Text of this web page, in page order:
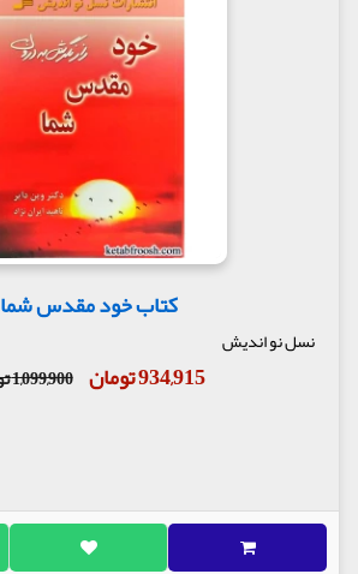
کتاب خود مقدس شما
نسل نو اندیش
934,915 تومان 1,099,900 تومان